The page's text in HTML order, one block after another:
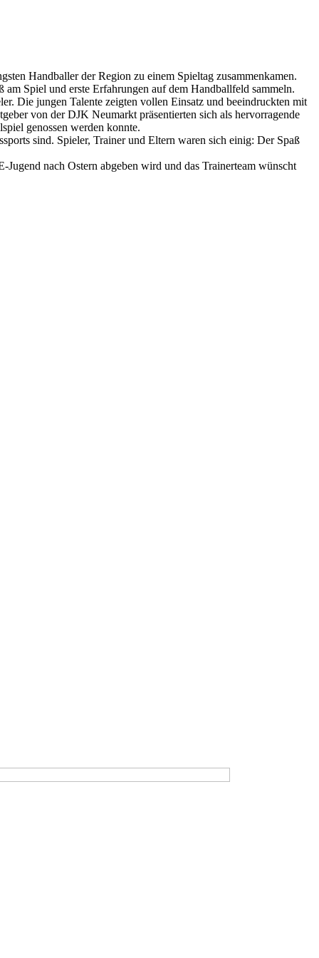
Handballer der Region zu einem Spieltag zusammenkamen.
Spiel und erste Erfahrungen auf dem Handballfeld sammeln.
Die jungen Talente zeigten vollen Einsatz und beeindruckten mit
von der DJK Neumarkt präsentierten sich als hervorragende
genossen werden konnte.
sind. Spieler, Trainer und Eltern waren sich einig: Der Spaß
Jugend nach Ostern abgeben wird und das Trainerteam wünscht